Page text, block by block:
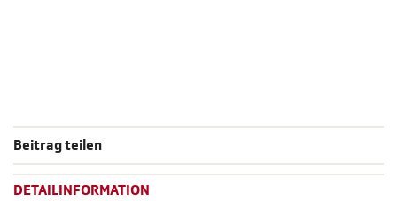
Beitrag teilen
DETAILINFORMATION